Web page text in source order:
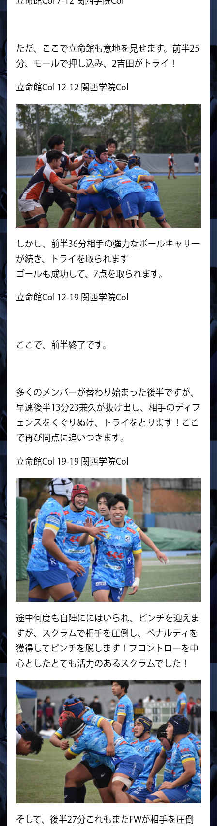
ただ、ここで立命館も意地を見せます。前半25
分、モールで押し込み、2吉田がトライ！
立命館Col 12-12 関西学院Col
しかし、前半36分相手の強力なボールキャリー
が続き、トライを取られます
ゴールも成功して、7点を取られます。
立命館Col 12-19 関西学院Col
ここで、前半終了です。
多くのメンバーが替わり始まった後半ですが、
早速後半13分23兼久が抜け出し、相手のディフ
ェンスをくぐりぬけ、トライをとります！ここ
で再び同点に追いつきます。
立命館Col 19-19 関西学院Col
途中何度も自陣ににはいられ、ピンチを迎えま
すが、スクラムで相手を圧倒し、ペナルティを
獲得してピンチを脱します！フロントローを中
心としたとても活力のあるスクラムでした！
そして、後半27分これもまたFWが相手を圧倒